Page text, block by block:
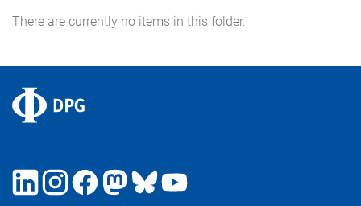
There are currently no items in this folder.